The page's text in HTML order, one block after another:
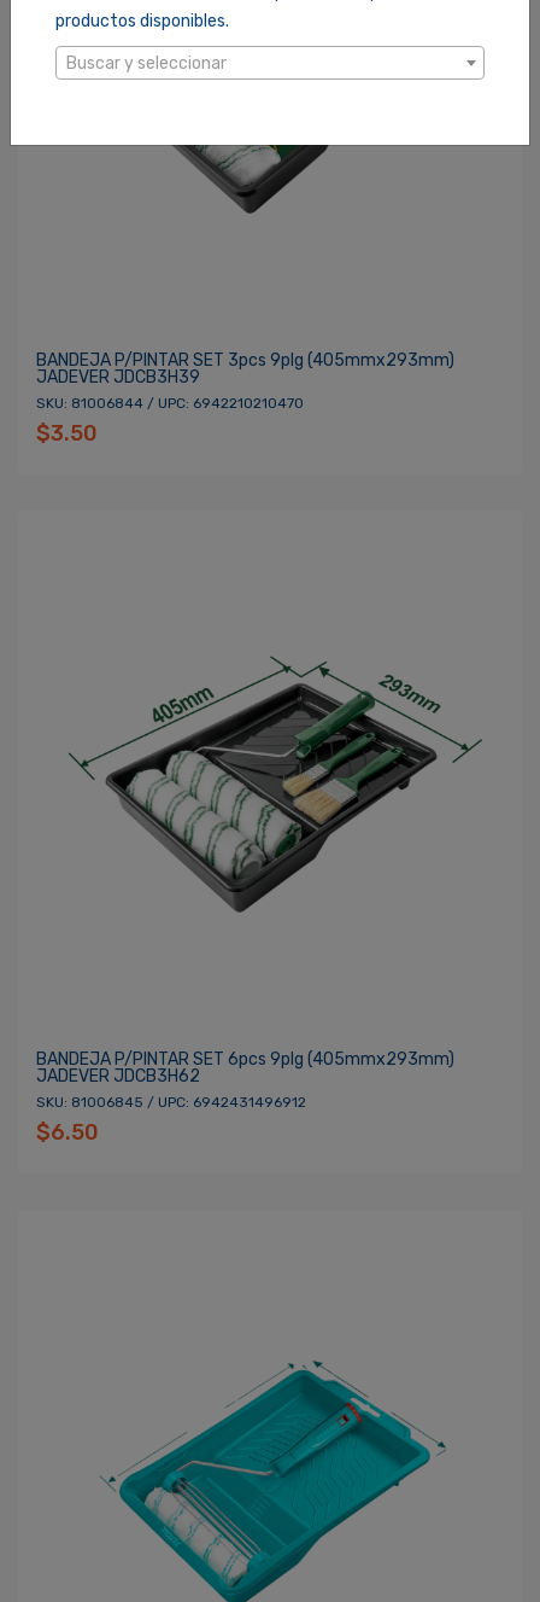
productos disponibles.
Buscar y seleccionar
BANDEJA P/PINTAR SET 3pcs 9plg (405mmx293mm)
JADEVER JDCB3H39
SKU: 81006844 / UPC: 6942210210470
$3.50
BANDEJA P/PINTAR SET 6pcs 9plg (405mmx293mm)
JADEVER JDCB3H62
SKU: 81006845 / UPC: 6942431496912
$6.50